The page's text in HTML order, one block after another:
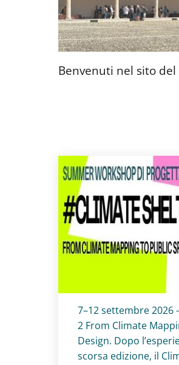
Benvenuti nel sito del
Titolo card:
7–12 settembre 2026
2 From Climate
Design. Dopo
scorsa edizione, il